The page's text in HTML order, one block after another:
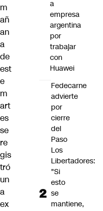
m
añ
an
a
de
est
e
m
art
es
se
re
gis
tró
un
a
ex
a
empresa
argentina
por
trabajar
con
Huawei
Fedecarne
advierte
por
cierre
del
Paso
Los
Libertadores:
"Si
esto
se
mantiene,